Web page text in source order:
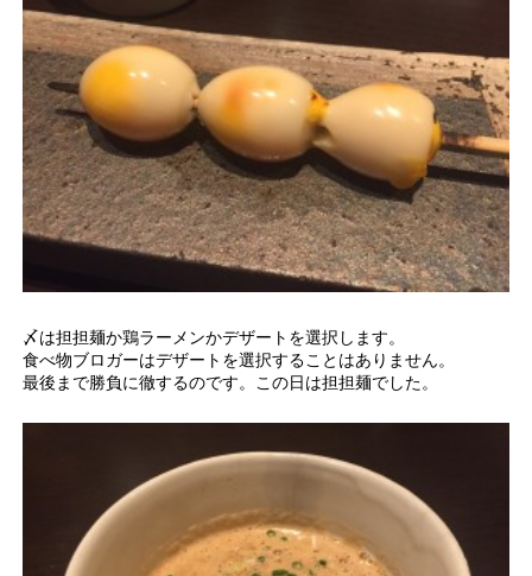
〆は担担麺か鶏ラーメンかデザートを選択します。
食べ物ブロガーはデザートを選択することはありません。
最後まで勝負に徹するのです。この日は担担麺でした。